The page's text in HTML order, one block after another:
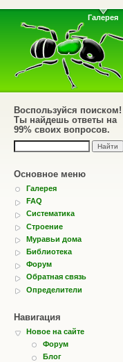
Галерея
Воспользуйся поиском!
Ты найдешь ответы на
99% своих вопросов.
Основное меню
Галерея
FAQ
Систематика
Строение
Муравьи дома
Библиотека
Форум
Обратная связь
Определители
Навигация
Новое на сайте
Форум
Блог